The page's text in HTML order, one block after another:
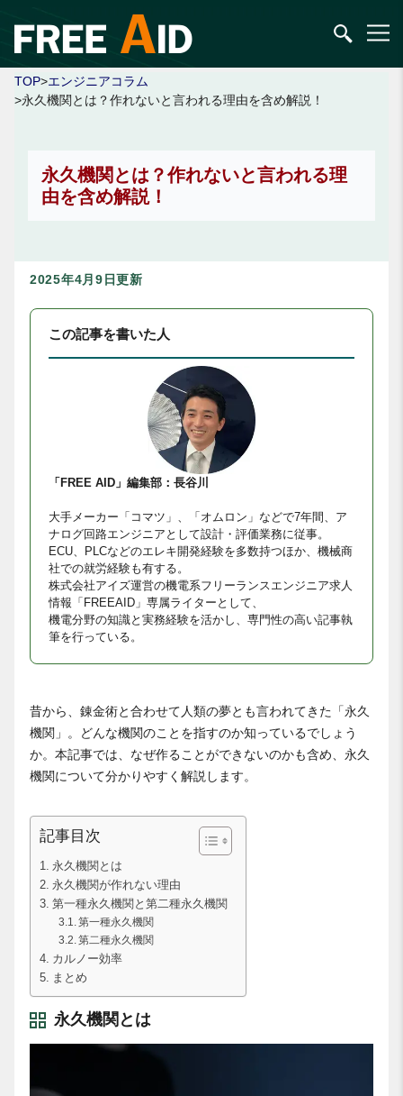
TOP>エンジニアコラム
>永久機関とは？作れないと言われる理由を含め解説！
永久機関とは？作れないと言われる理
由を含め解説！
2025年4月9日更新
この記事を書いた人
「FREE AID」編集部：長谷川
大手メーカー「コマツ」、「オムロン」などで7年間、ア
ナログ回路エンジニアとして設計・評価業務に従事。
ECU、PLCなどのエレキ開発経験を多数持つほか、機械商
社での就労経験も有する。
株式会社アイズ運営の機電系フリーランスエンジニア求人
情報「FREEAID」専属ライターとして、
機電分野の知識と実務経験を活かし、専門性の高い記事執
筆を行っている。
昔から、錬金術と合わせて人類の夢とも言われてきた「永久
機関」。どんな機関のことを指すのか知っているでしょう
か。本記事では、なぜ作ることができないのかも含め、永久
機関について分かりやすく解説します。
記事目次
永久機関とは
永久機関が作れない理由
第一種永久機関と第二種永久機関
第一種永久機関
第二種永久機関
カルノー効率
まとめ
永久機関とは